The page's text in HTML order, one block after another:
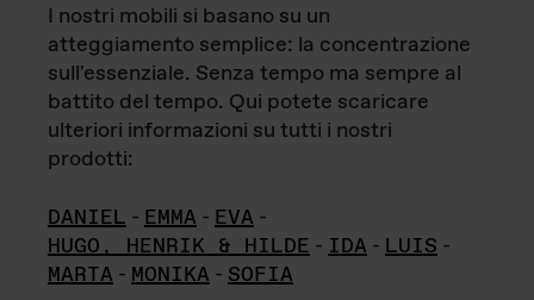
I nostri mobili si basano su un
atteggiamento semplice: la concentrazione
sull'essenziale. Senza tempo ma sempre al
battito del tempo. Qui potete scaricare
ulteriori informazioni su tutti i nostri
prodotti:
DANIEL - EMMA - EVA -
HUGO, HENRIK & HILDE - IDA - LUIS -
MARTA - MONIKA - SOFIA